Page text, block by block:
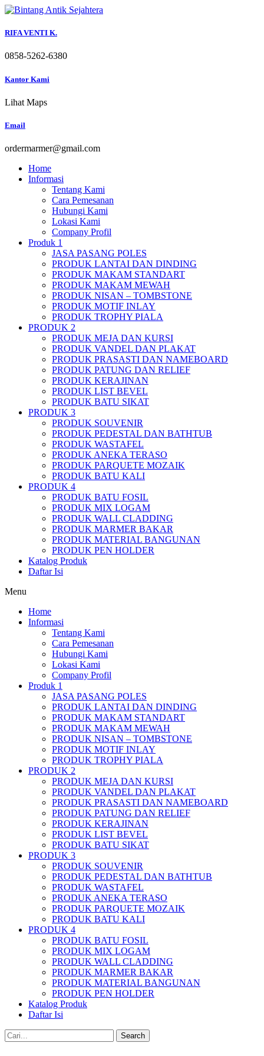
Skip
content
RIFA VENTI K.
0858-5262-6380
Kantor Kami
Lihat Maps
Email
ordermarmer@gmail.com
Home
Informasi
Tentang Kami
Cara Pemesanan
Hubungi Kami
Lokasi Kami
Company Profil
Produk 1
JASA PASANG POLES
PRODUK LANTAI DAN DINDING
PRODUK MAKAM STANDART
PRODUK MAKAM MEWAH
PRODUK NISAN – TOMBSTONE
PRODUK MOTIF INLAY
PRODUK TROPHY PIALA
PRODUK 2
PRODUK MEJA DAN KURSI
PRODUK VANDEL DAN PLAKAT
PRODUK PRASASTI DAN NAMEBOARD
PRODUK PATUNG DAN RELIEF
PRODUK KERAJINAN
PRODUK LIST BEVEL
PRODUK BATU SIKAT
PRODUK 3
PRODUK SOUVENIR
PRODUK PEDESTAL DAN BATHTUB
PRODUK WASTAFEL
PRODUK ANEKA TERASO
PRODUK PARQUETE MOZAIK
PRODUK BATU KALI
PRODUK 4
PRODUK BATU FOSIL
PRODUK MIX LOGAM
PRODUK WALL CLADDING
PRODUK MARMER BAKAR
PRODUK MATERIAL BANGUNAN
PRODUK PEN HOLDER
Katalog Produk
Daftar Isi
Menu
Home
Informasi
Tentang Kami
Cara Pemesanan
Hubungi Kami
Lokasi Kami
Company Profil
Produk 1
JASA PASANG POLES
PRODUK LANTAI DAN DINDING
PRODUK MAKAM STANDART
PRODUK MAKAM MEWAH
PRODUK NISAN – TOMBSTONE
PRODUK MOTIF INLAY
PRODUK TROPHY PIALA
PRODUK 2
PRODUK MEJA DAN KURSI
PRODUK VANDEL DAN PLAKAT
PRODUK PRASASTI DAN NAMEBOARD
PRODUK PATUNG DAN RELIEF
PRODUK KERAJINAN
PRODUK LIST BEVEL
PRODUK BATU SIKAT
PRODUK 3
PRODUK SOUVENIR
PRODUK PEDESTAL DAN BATHTUB
PRODUK WASTAFEL
PRODUK ANEKA TERASO
PRODUK PARQUETE MOZAIK
PRODUK BATU KALI
PRODUK 4
PRODUK BATU FOSIL
PRODUK MIX LOGAM
PRODUK WALL CLADDING
PRODUK MARMER BAKAR
PRODUK MATERIAL BANGUNAN
PRODUK PEN HOLDER
Katalog Produk
Daftar Isi
Search